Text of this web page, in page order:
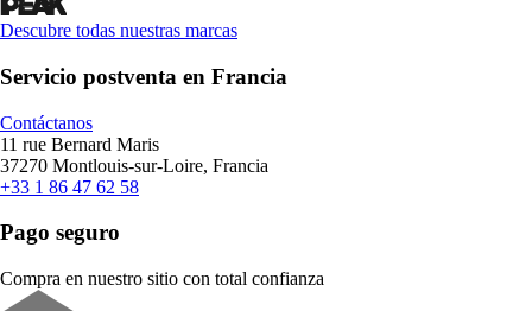
Descubre todas nuestras marcas
Servicio postventa en Francia
Contáctanos
11 rue Bernard Maris
37270 Montlouis-sur-Loire, Francia
+33 1 86 47 62 58
Pago seguro
Compra en nuestro sitio con total confianza